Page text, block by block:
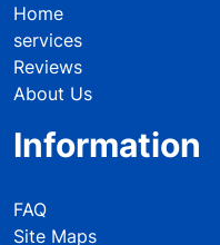
Home
services
Reviews
About Us
Information
FAQ
Site Maps